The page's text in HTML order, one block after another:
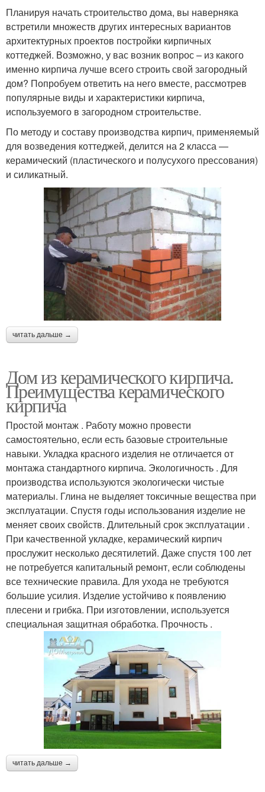
Планируя начать строительство дома, вы наверняка
встретили множеств других интересных вариантов
архитектурных проектов постройки кирпичных
коттеджей. Возможно, у вас возник вопрос – из какого
именно кирпича лучше всего строить свой загородный
дом? Попробуем ответить на него вместе, рассмотрев
популярные виды и характеристики кирпича,
используемого в загородном строительстве.
По методу и составу производства кирпич, применяемый
для возведения коттеджей, делится на 2 класса —
керамический (пластического и полусухого прессования)
и силикатный.
читать дальше →
Дом из керамического кирпича.
Преимущества керамического
кирпича
Простой монтаж . Работу можно провести
самостоятельно, если есть базовые строительные
навыки. Укладка красного изделия не отличается от
монтажа стандартного кирпича. Экологичность . Для
производства используются экологически чистые
материалы. Глина не выделяет токсичные вещества при
эксплуатации. Спустя годы использования изделие не
меняет своих свойств. Длительный срок эксплуатации .
При качественной укладке, керамический кирпич
прослужит несколько десятилетий. Даже спустя 100 лет
не потребуется капитальный ремонт, если соблюдены
все технические правила. Для ухода не требуются
большие усилия. Изделие устойчиво к появлению
плесени и грибка. При изготовлении, используется
специальная защитная обработка. Прочность .
читать дальше →